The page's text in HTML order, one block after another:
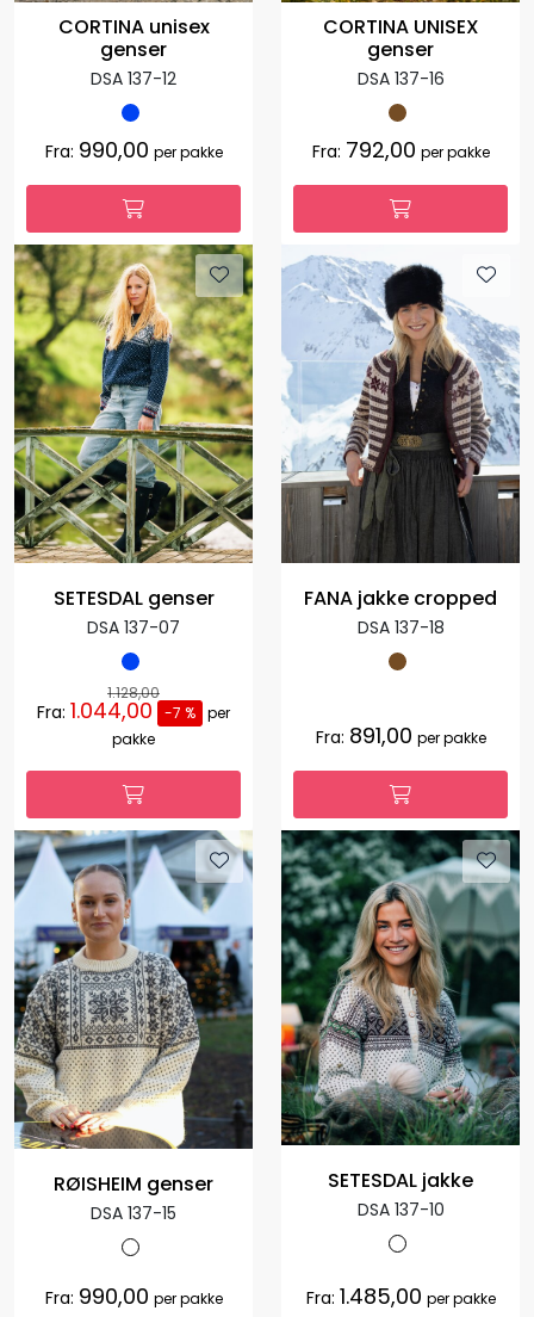
CORTINA unisex
genser
DSA 137-12
Fra: 990,00 per pakke
CORTINA UNISEX
genser
DSA 137-16
Fra: 792,00 per pakke
SETESDAL genser
DSA 137-07
1.128,00
Fra: 1.044,00 -7 % per
pakke
FANA jakke cropped
DSA 137-18
Fra: 891,00 per pakke
RØISHEIM genser
DSA 137-15
Fra: 990,00 per pakke
SETESDAL jakke
DSA 137-10
Fra: 1.485,00 per pakke